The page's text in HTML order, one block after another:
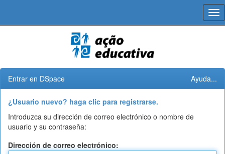
Entrar en DSpace Ayuda...
¿Usuario nuevo? haga clic para registrarse.
Introduzca su dirección de correo electrónico o nombre de
usuario y su contraseña:
Dirección de correo electrónico: